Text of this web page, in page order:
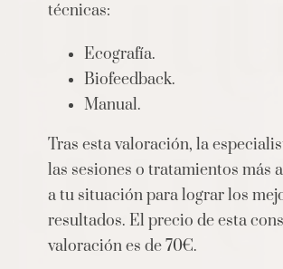
técnicas:
Ecografía.
Biofeedback.
Manual.
Tras esta valoración, la
las sesiones o tratamientos más
a tu situación para lograr los
resultados. El precio de esta
valoración es de 70€.